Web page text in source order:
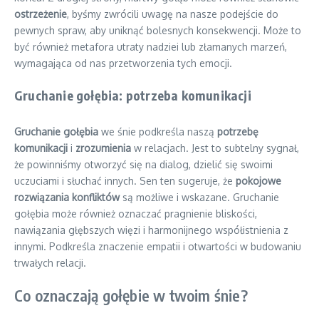
ostrzeżenie, byśmy zwrócili uwagę na nasze podejście do
pewnych spraw, aby uniknąć bolesnych konsekwencji. Może to
być również metafora utraty nadziei lub złamanych marzeń,
wymagająca od nas przetworzenia tych emocji.
Gruchanie gołębia: potrzeba komunikacji
Gruchanie gołębia we śnie podkreśla naszą potrzebę
komunikacji i zrozumienia w relacjach. Jest to subtelny sygnał,
że powinniśmy otworzyć się na dialog, dzielić się swoimi
uczuciami i słuchać innych. Sen ten sugeruje, że pokojowe
rozwiązania konfliktówsą możliwe i wskazane. Gruchanie
gołębia może również oznaczać pragnienie bliskości,
nawiązania głębszych więzi i harmonijnego współistnienia z
innymi. Podkreśla znaczenie empatii i otwartości w budowaniu
trwałych relacji.
Co oznaczają gołębie w twoim śnie?